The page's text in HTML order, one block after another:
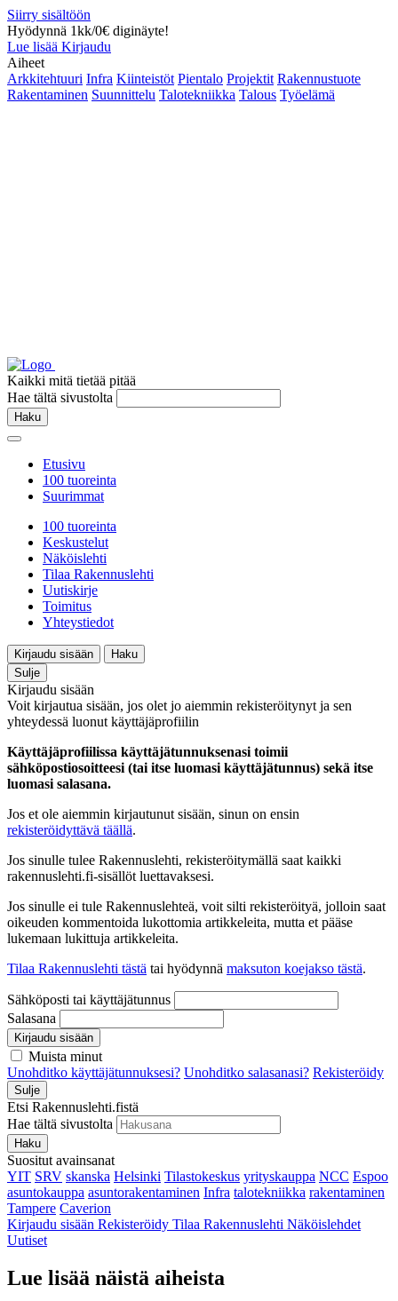
Siirry sisältöön
Hyödynnä 1kk/0€ diginäyte!
Lue lisää Kirjaudu
Aiheet
Arkkitehtuuri Infra Kiinteistöt Pientalo Projektit Rakennustuote
Rakentaminen Suunnittelu Talotekniikka Talous Työelämä
Kaikki mitä tietää pitää
Hae tältä sivustolta
Haku
Etusivu
100 tuoreinta
Suurimmat
100 tuoreinta
Keskustelut
Näköislehti
Tilaa Rakennuslehti
Uutiskirje
Toimitus
Yhteystiedot
Kirjaudu sisään
Haku
Sulje
Kirjaudu sisään
Voit kirjautua sisään, jos olet jo aiemmin rekisteröitynyt ja sen
yhteydessä luonut käyttäjäprofiilin
Käyttäjäprofiilissa käyttäjätunnuksenasi toimii
sähköpostiosoitteesi (tai itse luomasi käyttäjätunnus) sekä itse
luomasi salasana.
Jos et ole aiemmin kirjautunut sisään, sinun on ensin
rekisteröidyttävä täällä.
Jos sinulle tulee Rakennuslehti, rekisteröitymällä saat kaikki
rakennuslehti.fi-sisällöt luettavaksesi.
Jos sinulle ei tule Rakennuslehteä, voit silti rekisteröityä, jolloin saat
oikeuden kommentoida lukottomia artikkeleita, mutta et pääse
lukemaan lukittuja artikkeleita.
Tilaa Rakennuslehti tästä tai hyödynnä maksuton koejakso tästä.
Sähköposti tai käyttäjätunnus
Salasana
Kirjaudu sisään
Muista minut
Unohditko käyttäjätunnuksesi? Unohditko salasanasi? Rekisteröidy
Sulje
Etsi Rakennuslehti.fistä
Hae tältä sivustolta
Haku
Suositut avainsanat
YIT SRV skanska Helsinki Tilastokeskus yrityskauppa NCC Espoo
asuntokauppa asuntorakentaminen Infra talotekniikka rakentaminen
Tampere Caverion
Kirjaudu sisään Rekisteröidy Tilaa Rakennuslehti Näköislehdet
Uutiset
Lue lisää näistä aiheista